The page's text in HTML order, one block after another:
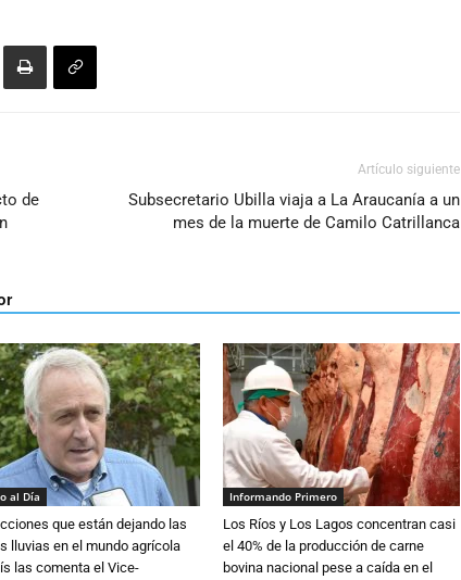
de
Artículo siguiente
Subsecretario Ubilla viaja a La Araucanía a un
mes de la muerte de Camilo Catrillanca
al Día
que están dejando las
lluvias en el mundo agrícola
las comenta el Vice-
Informando Primero
Los Ríos y Los Lagos concentran casi
el 40% de la producción de carne
bovina nacional pese a caída en el